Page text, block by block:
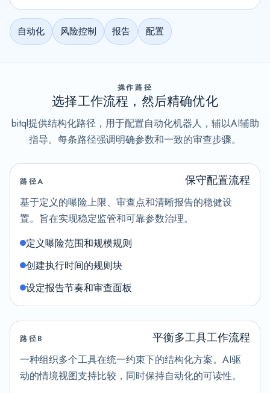
自动化 风险控制 报告 配置
操作路径
选择工作流程，然后精确优化
bitql提供结构化路径，用于配置自动化机器人，辅以AI辅助
指导。每条路径强调明确参数和一致的审查步骤。
路径A 保守配置流程
基于定义的曝险上限、审查点和清晰报告的稳健设
置。旨在实现稳定监管和可靠参数治理。
定义曝险范围和规模规则
创建执行时间的规则块
设定报告节奏和审查面板
路径B 平衡多工具工作流程
一种组织多个工具在统一约束下的结构化方案。AI驱
动的情境视图支持比较，同时保持自动化的可读性。